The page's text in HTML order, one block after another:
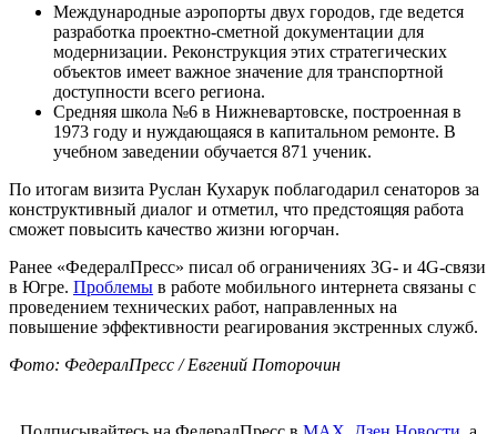
Международные аэропорты двух городов, где ведется
разработка проектно-сметной документации для
модернизации. Реконструкция этих стратегических
объектов имеет важное значение для транспортной
доступности всего региона.
Средняя школа №6 в Нижневартовске, построенная в
1973 году и нуждающаяся в капитальном ремонте. В
учебном заведении обучается 871 ученик.
По итогам визита Руслан Кухарук поблагодарил сенаторов за
конструктивный диалог и отметил, что предстоящяя работа
сможет повысить качество жизни югорчан.
Ранее «ФедералПресс» писал об ограничениях 3G- и 4G-связи
в Югре. Проблемы в работе мобильного интернета связаны с
проведением технических работ, направленных на
повышение эффективности реагирования экстренных служб.
Фото: ФедералПресс / Евгений Поторочин